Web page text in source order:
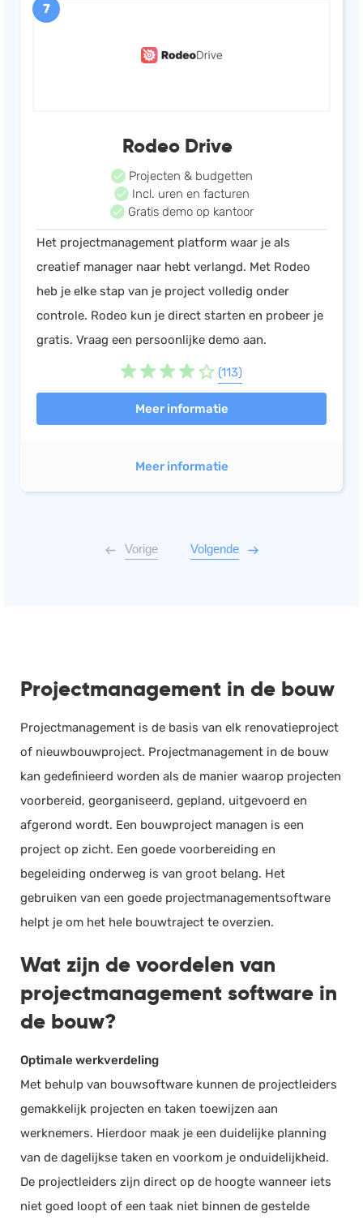
7
Rodeo Drive
Projecten & budgetten
Incl. uren en facturen
Gratis demo op kantoor
Het projectmanagement platform waar je als
creatief manager naar hebt verlangd. Met Rodeo
heb je elke stap van je project volledig onder
controle. Rodeo kun je direct starten en probeer je
gratis. Vraag een persoonlijke demo aan.
(113)
Meer informatie
Meer informatie
Vorige Volgende
Projectmanagement in de bouw
Projectmanagement is de basis van elk renovatieproject
of nieuwbouwproject. Projectmanagement in de bouw
kan gedefinieerd worden als de manier waarop projecten
voorbereid, georganiseerd, gepland, uitgevoerd en
afgerond wordt. Een bouwproject managen is een
project op zicht. Een goede voorbereiding en
begeleiding onderweg is van groot belang. Het
gebruiken van een goede projectmanagementsoftware
helpt je om het hele bouwtraject te overzien.
Wat zijn de voordelen van
projectmanagement software in
de bouw?
Optimale werkverdeling
Met behulp van bouwsoftware kunnen de projectleiders
gemakkelijk projecten en taken toewijzen aan
werknemers. Hierdoor maak je een duidelijke planning
van de dagelijkse taken en voorkom je onduidelijkheid.
De projectleiders zijn direct op de hoogte wanneer iets
niet goed loopt of een taak niet binnen de gestelde